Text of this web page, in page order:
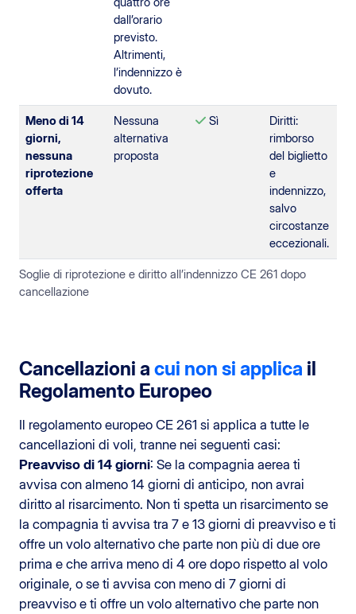
Soglie di riprotezione e diritto all’indennizzo CE 261 dopo
cancellazione
dall’orario
previsto.
Altrimenti,
l’indennizzo è
dovuto.
Meno di 14
giorni,
nessuna
riprotezione
offerta
Nessuna
alternativa
proposta
Sì
Diritti:
rimborso
del biglietto
e
indennizzo,
salvo
circostanze
eccezionali.
Cancellazioni a cui non si applica il
Regolamento Europeo
Il regolamento europeo CE 261 si applica a tutte le
cancellazioni di voli, tranne nei seguenti casi:
Preavviso di 14 giorni: Se la compagnia aerea ti
avvisa con almeno 14 giorni di anticipo, non avrai
diritto al risarcimento. Non ti spetta un risarcimento se
la compagnia ti avvisa tra 7 e 13 giorni di preavviso e ti
offre un volo alternativo che parte non più di due ore
prima e che arriva meno di 4 ore dopo rispetto al volo
originale, o se ti avvisa con meno di 7 giorni di
preavviso e ti offre un volo alternativo che parte non